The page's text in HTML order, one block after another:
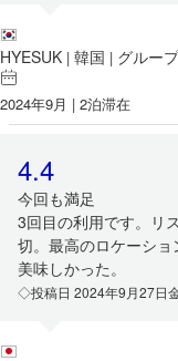
HYESUK | 韓国 | グルー
2024年9月 | 2泊滞在
4.4
今回も満足
3回目の利用です。リ
切。最高のロケーシ
美味しかった。
◇投稿日 2024年9月27日